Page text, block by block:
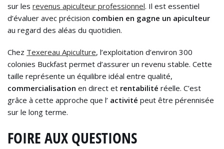
sur les revenus apiculteur professionnel. Il est essentiel
d’évaluer avec précision combien en gagne un apiculteur
au regard des aléas du quotidien.
Chez Texereau Apiculture, l’exploitation d’environ 300
colonies Buckfast permet d’assurer un revenu stable. Cette
taille représente un équilibre idéal entre qualité,
commercialisation en direct et rentabilité réelle. C’est
grâce à cette approche que l’ activité peut être pérennisée
sur le long terme.
FOIRE AUX QUESTIONS